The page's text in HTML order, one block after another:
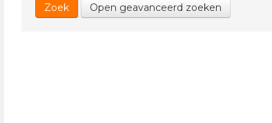
Zoek Open geavanceerd zoeken